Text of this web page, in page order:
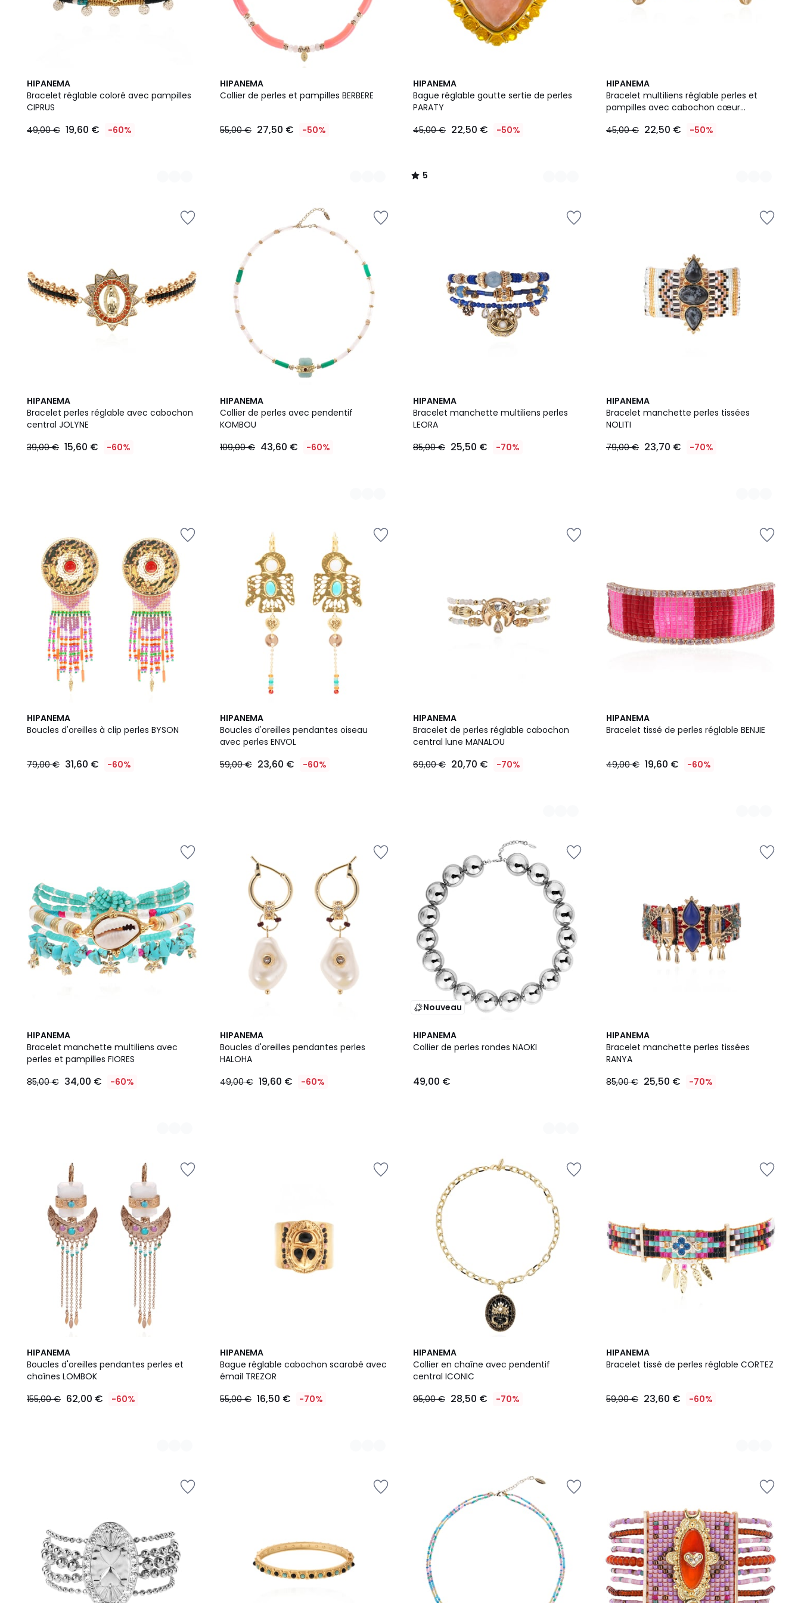
HIPANEMA
Bracelet réglable coloré avec pampilles
CIPRUS
€
49,00 € 19,60 € -60%
5
Couleurs
HIPANEMA
Collier de perles et pampilles BERBERE
55,00 € 27,50 € -50%
2
Couleurs
HIPANEMA
Bague réglable goutte sertie de perles
PARATY
45,00 € 22,50 € -50%
5
/
5
5
Couleurs
5
/
HIPANEMA
Bracelet multiliens réglable perles et
pampilles avec cabochon cœur
45,00 € 22,50 € -50%
5
Couleurs
HIPANEMA
Bracelet perles réglable avec cabochon
central JOLYNE
39,00 € 15,60 € -60%
HIPANEMA
Collier de perles avec pendentif
KOMBOU
109,00 € 43,60 € -60%
2
Couleurs
HIPANEMA
Bracelet manchette multiliens perles
LEORA
85,00 € 25,50 € -70%
HIPANEMA
Bracelet manchette perles tissées
NOLITI
79,00 € 23,70 € -70%
4
Couleurs
HIPANEMA
Boucles d'oreilles à clip perles BYSON
79,00 € 31,60 € -60%
HIPANEMA
Boucles d'oreilles pendantes oiseau
avec perles ENVOL
59,00 € 23,60 € -60%
HIPANEMA
Bracelet de perles réglable cabochon
central lune MANALOU
69,00 € 20,70 € -70%
2
Couleurs
HIPANEMA
Bracelet tissé de perles réglable BENJIE
49,00 € 19,60 € -60%
3
Couleurs
HIPANEMA
Bracelet manchette multiliens avec
perles et pampilles FIORES
85,00 € 34,00 € -60%
3
Couleurs
HIPANEMA
Boucles d'oreilles pendantes perles
HALOHA
49,00 € 19,60 € -60%
Nouveau
HIPANEMA
Collier de perles rondes NAOKI
49,00 €
2
Couleurs
HIPANEMA
Bracelet manchette perles tissées
RANYA
85,00 € 25,50 € -70%
HIPANEMA
Boucles d'oreilles pendantes perles et
chaînes LOMBOK
155,00 € 62,00 € -60%
3
Couleurs
HIPANEMA
Bague réglable cabochon scarabé avec
émail TREZOR
55,00 € 16,50 € -70%
2
Couleurs
HIPANEMA
Collier en chaîne avec pendentif
central ICONIC
95,00 € 28,50 € -70%
HIPANEMA
Bracelet tissé de perles réglable CORTEZ
59,00 € 23,60 € -60%
2
Couleurs